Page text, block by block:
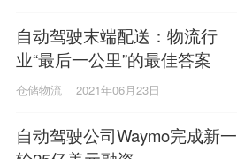
自动驾驶末端配送：物流行
业“最后一公里”的最佳答案
仓储物流 2021年06月23日
自动驾驶公司Waymo完成新一